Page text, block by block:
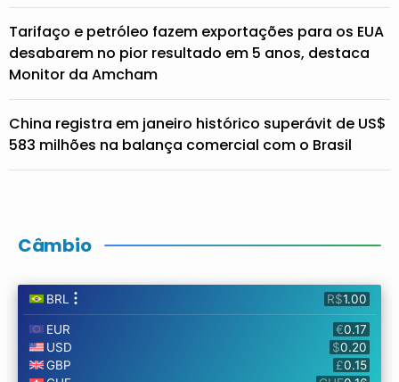
Tarifaço e petróleo fazem exportações para os EUA
desabarem no pior resultado em 5 anos, destaca
Monitor da Amcham
China registra em janeiro histórico superávit de US$
583 milhões na balança comercial com o Brasil
Câmbio